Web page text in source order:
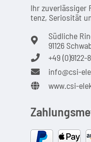
Ihr
tenz, Seri­osi­tät
Südliche
91126
+49
info@csi-
www.csi-